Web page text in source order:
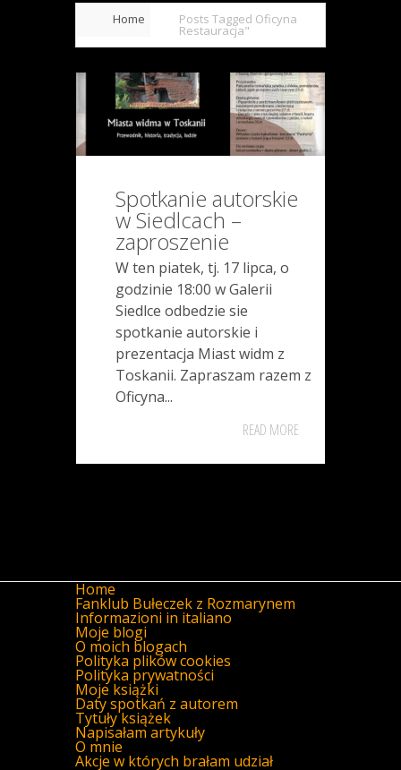
Home Posts Tagged Oficyna
Restauracja"
Spotkanie autorskie
w Siedlcach –
zaproszenie
W ten piatek, tj. 17 lipca, o
godzinie 18:00 w Galerii
Siedlce odbedzie sie
spotkanie autorskie i
prezentacja Miast widm z
Toskanii. Zapraszam razem z
Oficyna...
READ MORE
Home
Fanklub Bułeczek z Rozmarynem
Informazioni in italiano
Moje blogi
O moich blogach
Polityka plików cookies
Polityka prywatności
Moje książki
Daty spotkań z autorem
Tytuły książek
Napisałam artykuły
O mnie
Akcje w których brałam udział